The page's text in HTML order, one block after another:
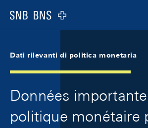
Logo
Dati rilevanti di politica monetaria
Données
politique monétaire